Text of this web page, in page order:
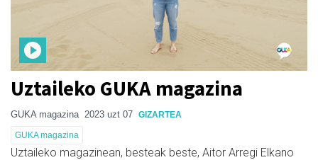
Uztaileko GUKA magazina
GUKA magazina 2023 uzt 07 GIZARTEA
GUKA magazina
Uztaileko magazinean, besteak beste, Aitor Arregi Elkano